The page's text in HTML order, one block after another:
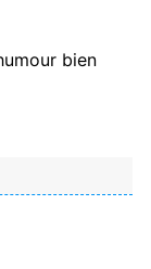
bien